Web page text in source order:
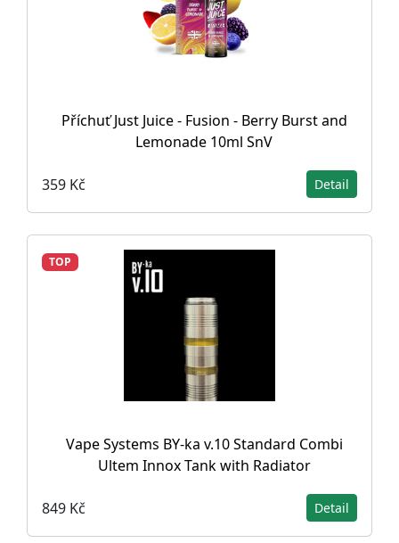
Příchuť Just Juice - Fusion - Berry Burst and
Lemonade 10ml SnV
359 Kč Detail
TOP
Vape Systems BY-ka v.10 Standard Combi
Ultem Innox Tank with Radiator
849 Kč Detail